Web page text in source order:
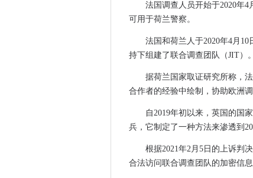
前NCSC BOSS Ciaran
CIO将SILED IT团队和工具
诺基亚，关键桥无线伪造
指南狗数据策略导航组织视
争议的PostgreSQL错误被
量子是几年之后，但今天
诺基亚粉笔起来新的芬兰
政府使用“一般认股权证”
FTTH委员会欧洲抨击纤维
法国调查人员开始于2020年
可用于荷兰警察。
法国和荷兰人于2020年4月
持下组建了联合调查团队（JIT）。
据荷兰国家取证研究所称，
合作者的经验中绘制，协助欧洲
自2019年初以来，英国的国
兵，它制定了一种方法来渗透到
根据2021年2月5日的上诉判
合法访问联合调查团队的加密信息